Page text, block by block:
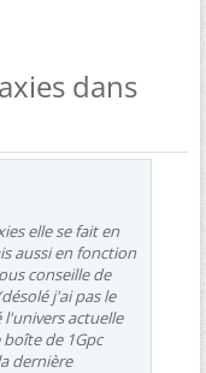
dans
elle se fait en
aussi en fonction
conseille de
j'ai pas le
actuelle
de 1Gpc
dernière